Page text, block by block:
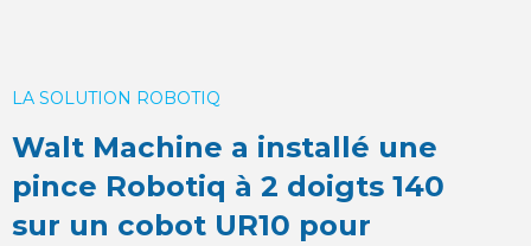
LA SOLUTION ROBOTIQ
Walt Machine a installé une
pince Robotiq à 2 doigts 140
sur un cobot UR10 pour